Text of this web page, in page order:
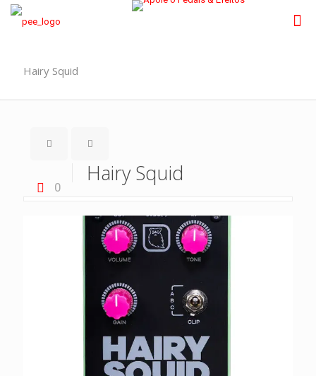
Hairy Squid
0
Hairy Squid